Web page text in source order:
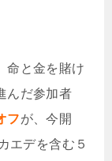
命と金を賭け
んだ参加者
フが、今開
エデを含む５